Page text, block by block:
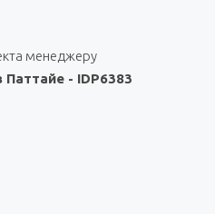
менеджеру
- IDP6383